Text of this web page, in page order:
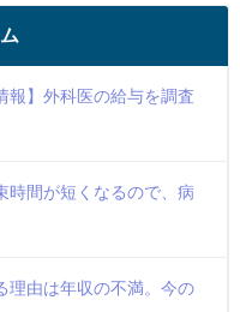
報】外科医の給与を調査
時間が短くなるので、病
理由は年収の不満。今の